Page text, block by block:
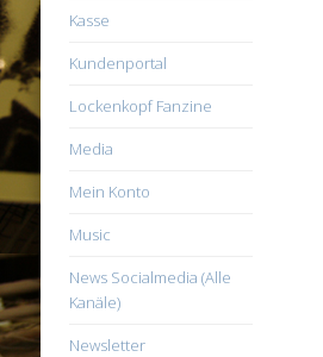
Kasse
Kundenportal
Lockenkopf Fanzine
Media
Mein Konto
Music
News Socialmedia (Alle
Kanäle)
Newsletter